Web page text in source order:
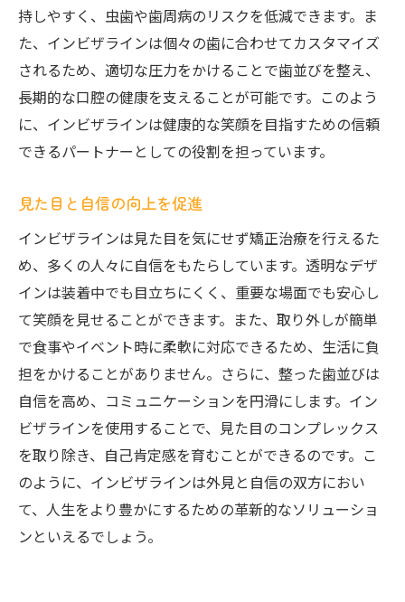
持しやすく、虫歯や歯周病のリスクを低減できます。ま
た、インビザラインは個々の歯に合わせてカスタマイズ
されるため、適切な圧力をかけることで歯並びを整え、
長期的な口腔の健康を支えることが可能です。このよう
に、インビザラインは健康的な笑顔を目指すための信頼
できるパートナーとしての役割を担っています。
見た目と自信の向上を促進
インビザラインは見た目を気にせず矯正治療を行えるた
め、多くの人々に自信をもたらしています。透明なデザ
インは装着中でも目立ちにくく、重要な場面でも安心し
て笑顔を見せることができます。また、取り外しが簡単
で食事やイベント時に柔軟に対応できるため、生活に負
担をかけることがありません。さらに、整った歯並びは
自信を高め、コミュニケーションを円滑にします。イン
ビザラインを使用することで、見た目のコンプレックス
を取り除き、自己肯定感を育むことができるのです。こ
のように、インビザラインは外見と自信の双方におい
て、人生をより豊かにするための革新的なソリューショ
ンといえるでしょう。